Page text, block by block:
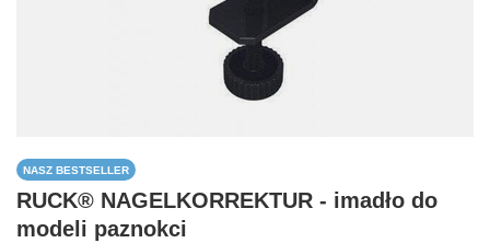
NASZ BESTSELLER
RUCK® NAGELKORREKTUR - imadło do
modeli paznokci